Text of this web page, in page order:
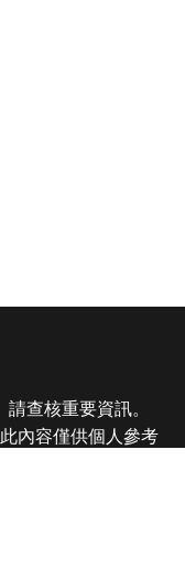
查核重要資訊。
內容僅供個人參考